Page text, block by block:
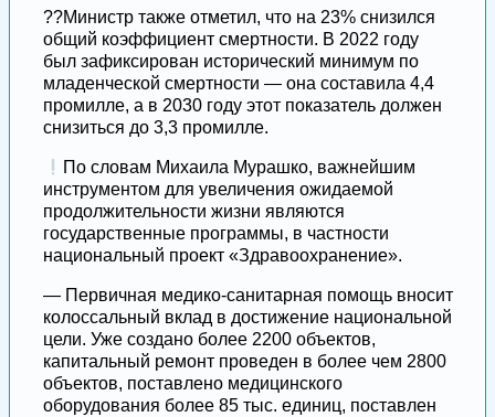
??Министр также отметил, что на 23% снизился
общий коэффициент смертности. В 2022 году
был зафиксирован исторический минимум по
младенческой смертности — она составила 4,4
промилле, а в 2030 году этот показатель должен
снизиться до 3,3 промилле.
По словам Михаила Мурашко, важнейшим
инструментом для увеличения ожидаемой
продолжительности жизни являются
государственные программы, в частности
национальный проект «Здравоохранение».
— Первичная медико-санитарная помощь вносит
колоссальный вклад в достижение национальной
цели. Уже создано более 2200 объектов,
капитальный ремонт проведен в более чем 2800
объектов, поставлено медицинского
оборудования более 85 тыс. единиц, поставлен